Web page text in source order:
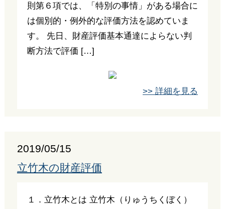
則第６項では、「特別の事情」がある場合に
は個別的・例外的な評価方法を認めていま
す。 先日、財産評価基本通達によらない判
断方法で評価 […]
>> 詳細を見る
2019/05/15
立竹木の財産評価
１．立竹木とは 立竹木（りゅうちくぼく）